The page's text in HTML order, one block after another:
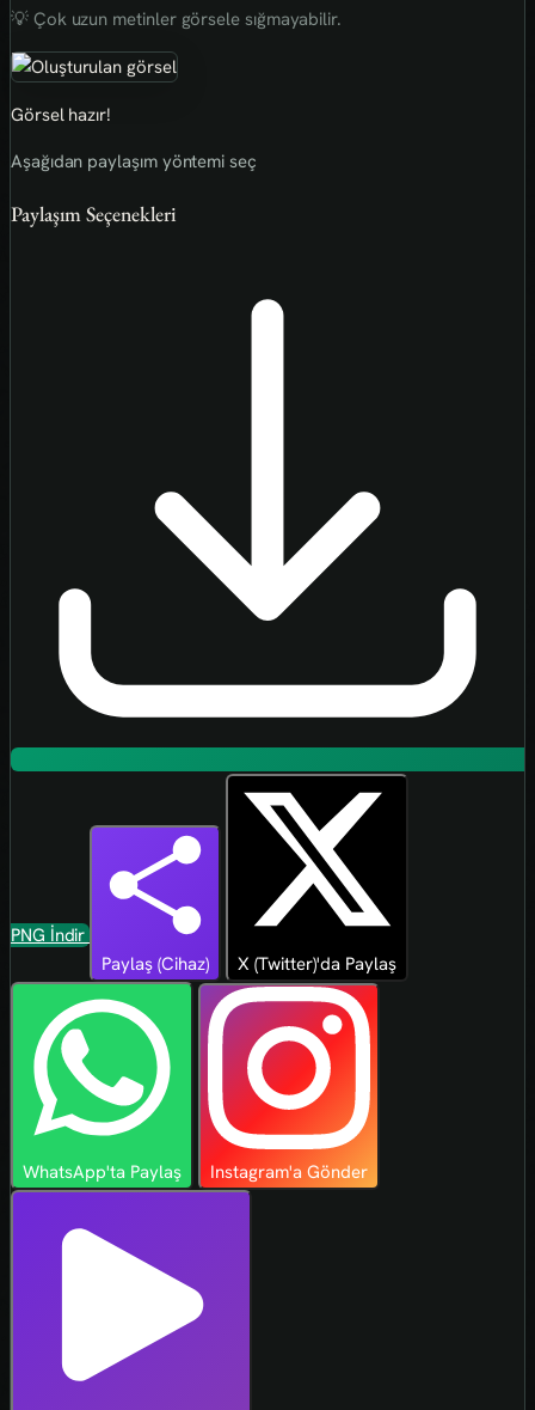
💡 Çok uzun metinler görsele sığmayabilir.
Görsel hazır!
Aşağıdan paylaşım yöntemi seç
Paylaşım Seçenekleri
PNG İndir
Paylaş (Cihaz)
X (Twitter)'da Paylaş
WhatsApp'ta Paylaş Instagram'a Gönder